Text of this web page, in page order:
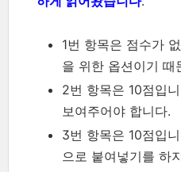
1번 항목은 점수가
을 위한 옵션이기 때
2번 항목은 10점입
보여주어야 합니다.
3번 항목은 10점입
으로 붙여넣기를 하